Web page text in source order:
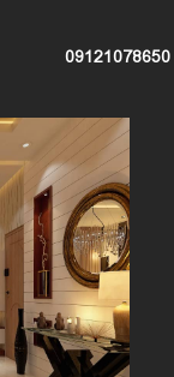
09121078650